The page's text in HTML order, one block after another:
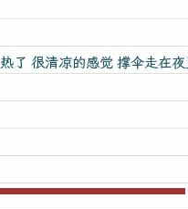
了 很清凉的感觉 撑伞走在